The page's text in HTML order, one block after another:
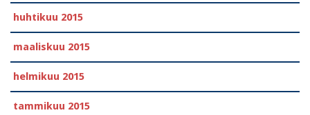
huhtikuu 2015
maaliskuu 2015
helmikuu 2015
tammikuu 2015